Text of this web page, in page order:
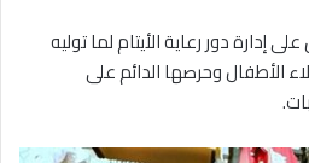
إدارة دور رعاية الأيتام لما توليه
الأطفال وحرصها الدائم على